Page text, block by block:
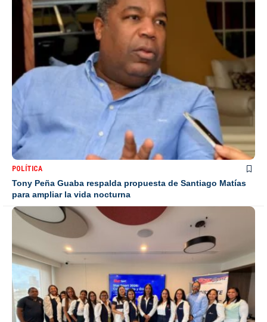
POLÍTICA
Tony Peña Guaba respalda propuesta de Santiago Matías
para ampliar la vida nocturna